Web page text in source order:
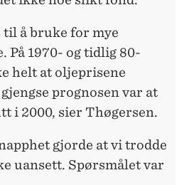
til å bruke for mye
På 1970- og tidlig 80-
helt at oljeprisene
prognosen var at
i 2000, sier Thøgersen.
gjorde at vi trodde
uansett. Spørsmålet var